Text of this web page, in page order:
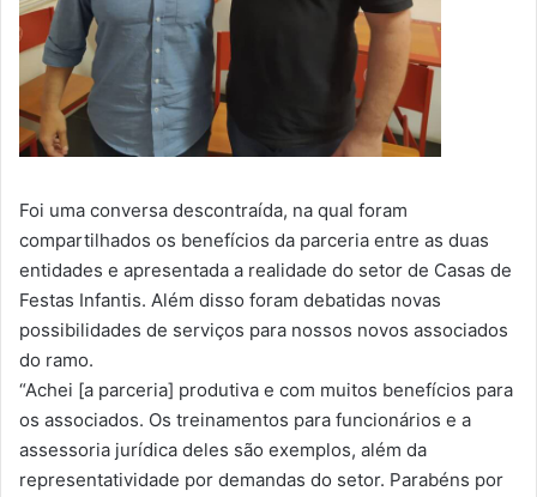
Foi uma conversa descontraída, na qual foram
compartilhados os benefícios da parceria entre as duas
entidades e apresentada a realidade do setor de Casas de
Festas Infantis. Além disso foram debatidas novas
possibilidades de serviços para nossos novos associados
do ramo.
“Achei [a parceria] produtiva e com muitos benefícios para
os associados. Os treinamentos para funcionários e a
assessoria jurídica deles são exemplos, além da
representatividade por demandas do setor. Parabéns por